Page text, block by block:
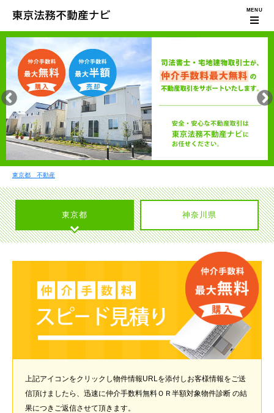
東京都 不動産
東京都 神奈川県
上記アイコンをクリックし物件情報URLを添付しお客様情報をご送
信頂けましたら、迅速に仲介手数料無料ＯＲ半額対象物件診断 の結
果につきご返信させて頂きます。